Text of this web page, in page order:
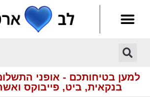
למען בטיחותכם - אופני
בנקאית, ביט, פייבוקס